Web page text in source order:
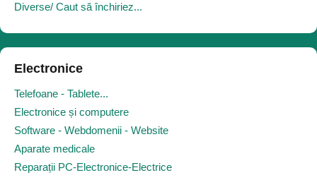
Diverse/ Caut să închiriez...
Electronice
Telefoane - Tablete...
Electronice și computere
Software - Webdomenii - Website
Aparate medicale
Reparații PC-Electronice-Electrice